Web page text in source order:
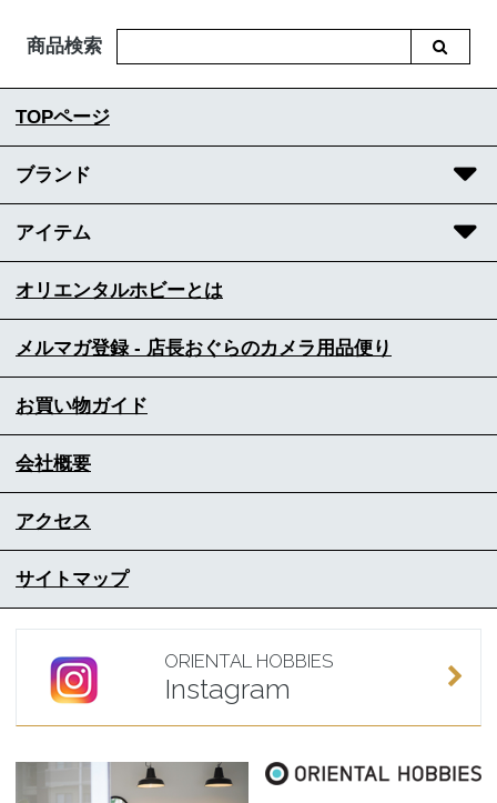
商品検索
TOPページ
ブランド
アイテム
オリエンタルホビーとは
メルマガ登録 - 店長おぐらのカメラ用品便り
お買い物ガイド
会社概要
アクセス
サイトマップ
ORIENTAL HOBBIES
Instagram